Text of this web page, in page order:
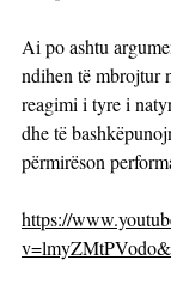
Ai po ashtu
ndihen të mbrojtur
reagimi i tyre i
dhe të
përmirëson
https://